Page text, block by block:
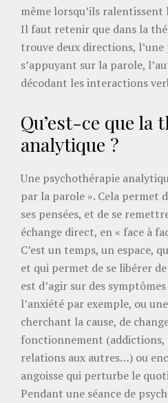
même lorsqu’ils ralentissent
Il faut retenir que dans la
trouve deux directions,
s’appuyant sur la parole,
décodant les interactions
Qu’est-ce que la
analytique ?
Une psychothérapie
par la parole ». Cela permet
ses pensées, et de se
échange direct, en « face à
C’est un temps, un espace,
et qui permet de se libérer
est d’agir sur des
l’anxiété par exemple, ou
cherchant la cause, de
fonctionnement
relations aux autres…) ou
angoisse qui perturbe le
Pendant une séance de